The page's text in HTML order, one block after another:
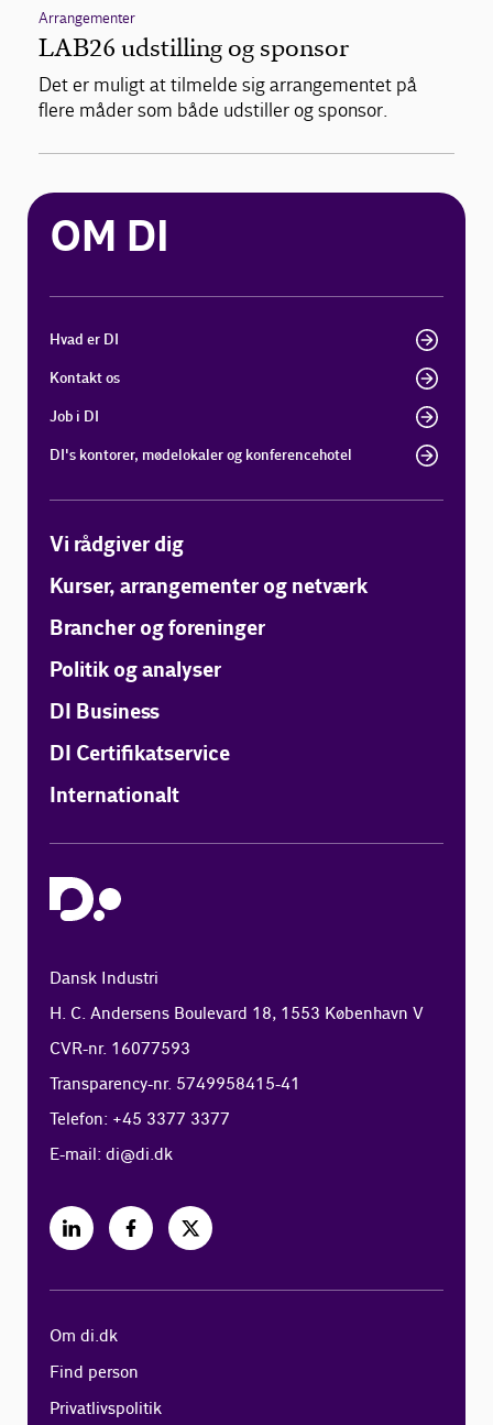
Arrangementer
LAB26 udstilling og sponsor
Det er muligt at tilmelde sig arrangementet på
flere måder som både udstiller og sponsor.
OM DI
Hvad er DI
Kontakt os
Job i DI
DI's kontorer, mødelokaler og konferencehotel
Vi rådgiver dig
Kurser, arrangementer og netværk
Brancher og foreninger
Politik og analyser
DI Business
DI Certifikatservice
Internationalt
Dansk Industri
H. C. Andersens Boulevard 18, 1553 København V
CVR-nr. 16077593
Transparency-nr. 5749958415-41
Telefon: +45 3377 3377
E-mail:di@di.dk
Om di.dk
Find person
Privatlivspolitik